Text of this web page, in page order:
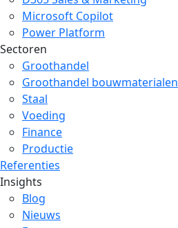
Microsoft Copilot
Power Platform
Sectoren
Groothandel
Groothandel bouwmaterialen
Staal
Voeding
Finance
Productie
Referenties
Insights
Blog
Nieuws